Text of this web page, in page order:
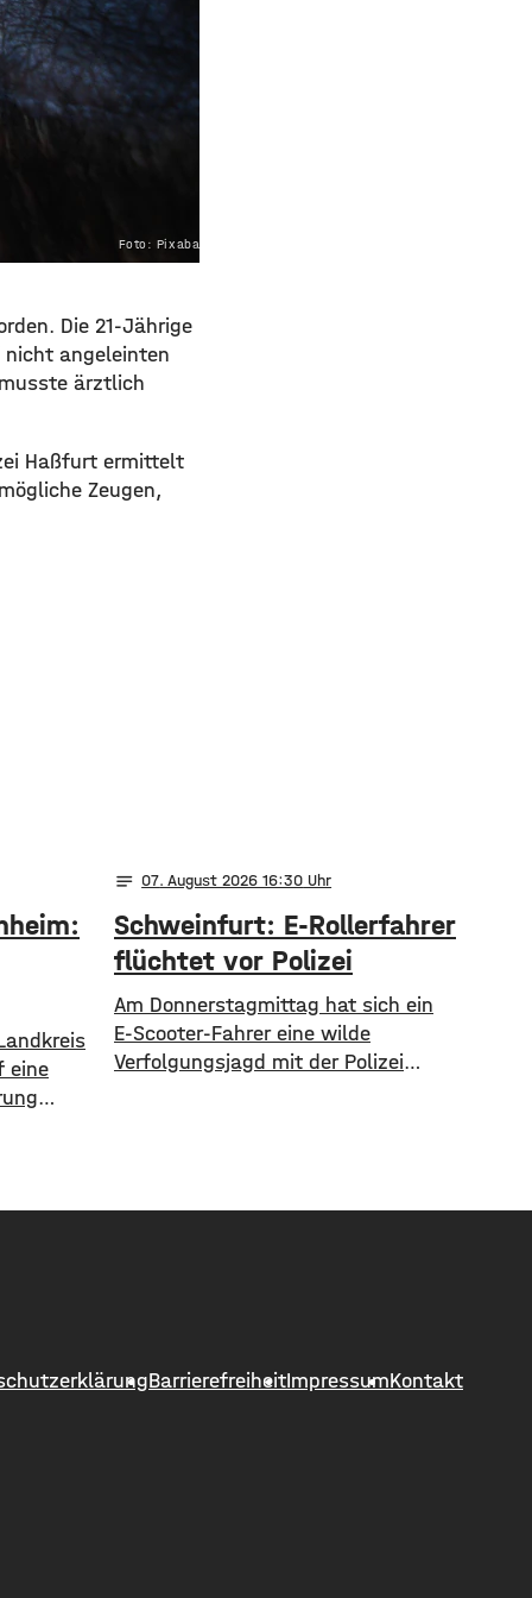
Foto: Pixabay.com
Die 21-Jährige
angeleinten
ärztlich
Haßfurt ermittelt
Zeugen,
eine
Bauamt
unter
notes 07. August 2026 16:30
Schweinfurt: E-Rollerfahrer
flüchtet vor Polizei
Am Donnerstagmittag hat sich ein
E-Scooter-Fahrer eine wilde
Verfolgungsjagd mit der Polizei
Geschwindigkeit fuhr er in Richtung
BarrierefreiheitImpressumKontakt